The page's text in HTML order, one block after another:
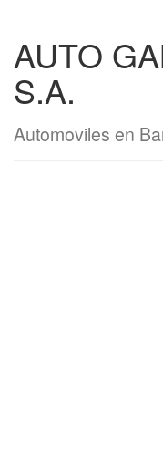
AUTO
S.A.
Automoviles en